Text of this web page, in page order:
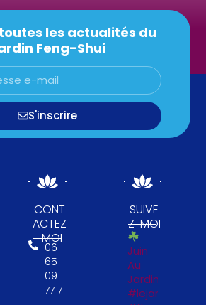
les actualités du
Feng-Shui
S'inscrire
CONT
ACTEZ
-MOI
06
65
09
77 71
SUIVE
Z-MOI
Juin
Au
Jardin